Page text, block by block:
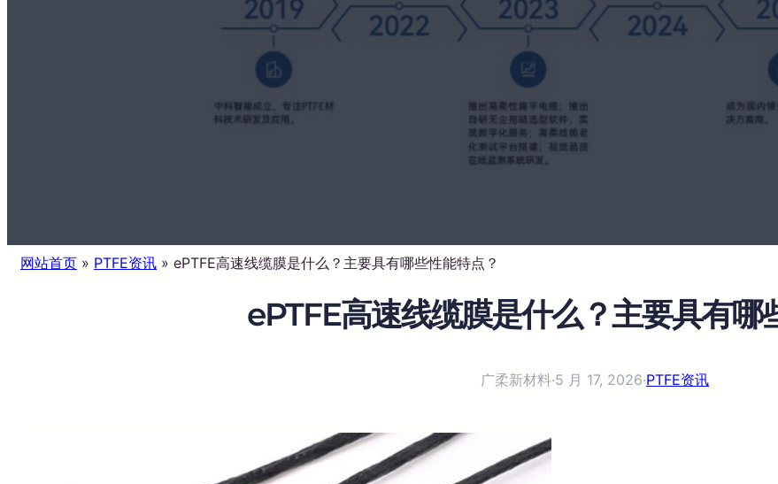
网站首页 » PTFE资讯 » ePTFE高速线缆膜是什么？主要具有哪些性能特点？
ePTFE高速线缆膜是什么？主要具有哪
广柔新材料·5 月 17, 2026·PTFE资讯